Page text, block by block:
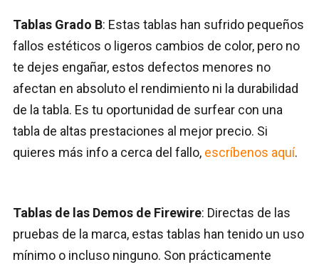
Tablas Grado B: Estas tablas han sufrido pequeños
fallos estéticos o ligeros cambios de color, pero no
te dejes engañar, estos defectos menores no
afectan en absoluto el rendimiento ni la durabilidad
de la tabla. Es tu oportunidad de surfear con una
tabla de altas prestaciones al mejor precio. Si
quieres más info a cerca del fallo, escríbenos aquí.
Tablas de las Demos de Firewire: Directas de las
pruebas de la marca, estas tablas han tenido un uso
mínimo o incluso ninguno. Son prácticamente